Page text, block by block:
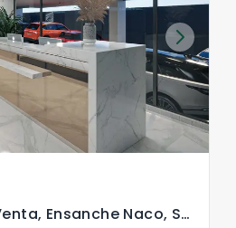
Apartamento en Venta, Ensanche Naco, Santo Domingo.